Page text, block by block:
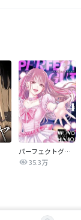
パーフェクトグリッター
35.3万